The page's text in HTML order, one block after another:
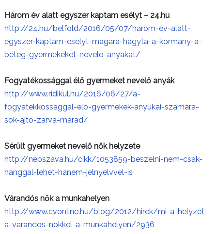
Három év alatt egyszer kaptam esélyt – 24.hu
http://24.hu/belfold/2016/05/07/harom-ev-alatt-
egyszer-kaptam-eselyt-magara-hagyta-a-kormany-a-
beteg-gyermekeket-nevelo-anyakat/
Fogyatékossággal élő gyermeket nevelő anyák
http://www.ridikul.hu/2016/06/27/a-
fogyatekkossaggal-elo-gyermekek-anyukai-szamara-
sok-ajto-zarva-marad/
Sérült gyermeket nevelő nők helyzete
http://nepszava.hu/cikk/1053859-beszelni-nem-csak-
hanggal-lehet-hanem-jelnyelvvel-is
Várandós nők a munkahelyen
http://www.cvonline.hu/blog/2012/hirek/mi-a-helyzet-
a-varandos-nokkel-a-munkahelyen/2936